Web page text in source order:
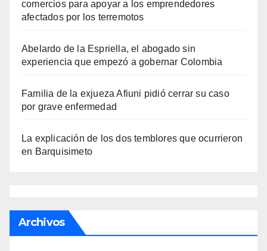
comercios para apoyar a los emprendedores
afectados por los terremotos
Abelardo de la Espriella, el abogado sin
experiencia que empezó a gobernar Colombia
Familia de la exjueza Afiuni pidió cerrar su caso
por grave enfermedad
La explicación de los dos temblores que ocurrieron
en Barquisimeto
Archivos